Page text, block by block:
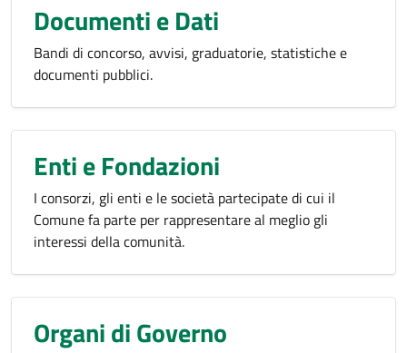
Documenti e Dati
Bandi di concorso, avvisi, graduatorie, statistiche e
documenti pubblici.
Enti e Fondazioni
I consorzi, gli enti e le società partecipate di cui il
Comune fa parte per rappresentare al meglio gli
interessi della comunità.
Organi di Governo